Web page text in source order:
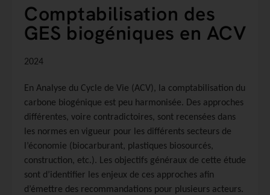
Comptabilisation des
GES biogéniques en ACV
2024
En Analyse du Cycle de Vie (ACV), la comptabilisation du
carbone biogénique est peu harmonisée. Des approches
différentes, voire contradictoires, sont recensées dans
les normes en vigueur pour les différents secteurs de
l’économie (biocarburant, plastiques biosourcés,
construction, etc.). Les objectifs généraux de cette étude
sont d’identifier les enjeux de ces approches afin
d’émettre des recommandations pour plusieurs acteurs.